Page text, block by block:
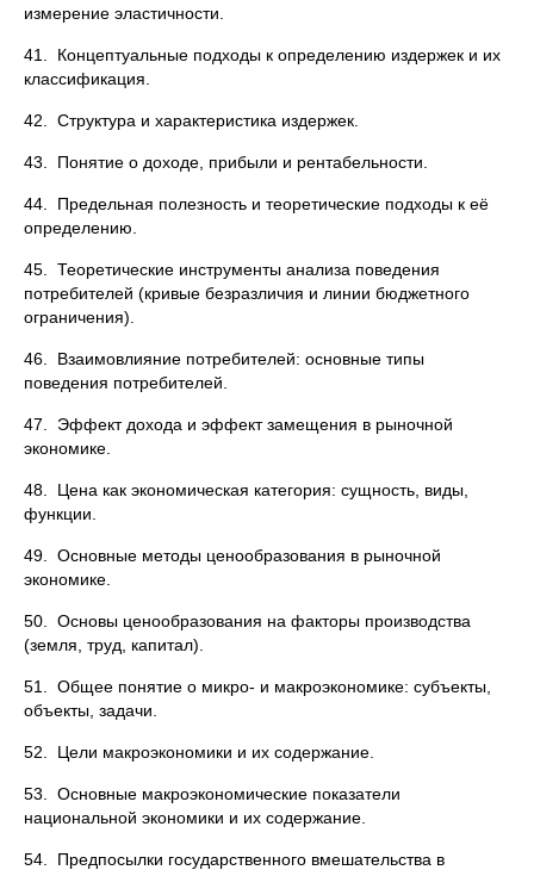
измерение эластичности.
41. Концептуальные подходы к определению издержек и их
классификация.
42. Структура и характеристика издержек.
43. Понятие о доходе, прибыли и рентабельности.
44. Предельная полезность и теоретические подходы к её
определению.
45. Теоретические инструменты анализа поведения
потребителей (кривые безразличия и линии бюджетного
ограничения).
46. Взаимовлияние потребителей: основные типы
поведения потребителей.
47. Эффект дохода и эффект замещения в рыночной
экономике.
48. Цена как экономическая категория: сущность, виды,
функции.
49. Основные методы ценообразования в рыночной
экономике.
50. Основы ценообразования на факторы производства
(земля, труд, капитал).
51. Общее понятие о микро- и макроэкономике: субъекты,
объекты, задачи.
52. Цели макроэкономики и их содержание.
53. Основные макроэкономические показатели
национальной экономики и их содержание.
54. Предпосылки государственного вмешательства в